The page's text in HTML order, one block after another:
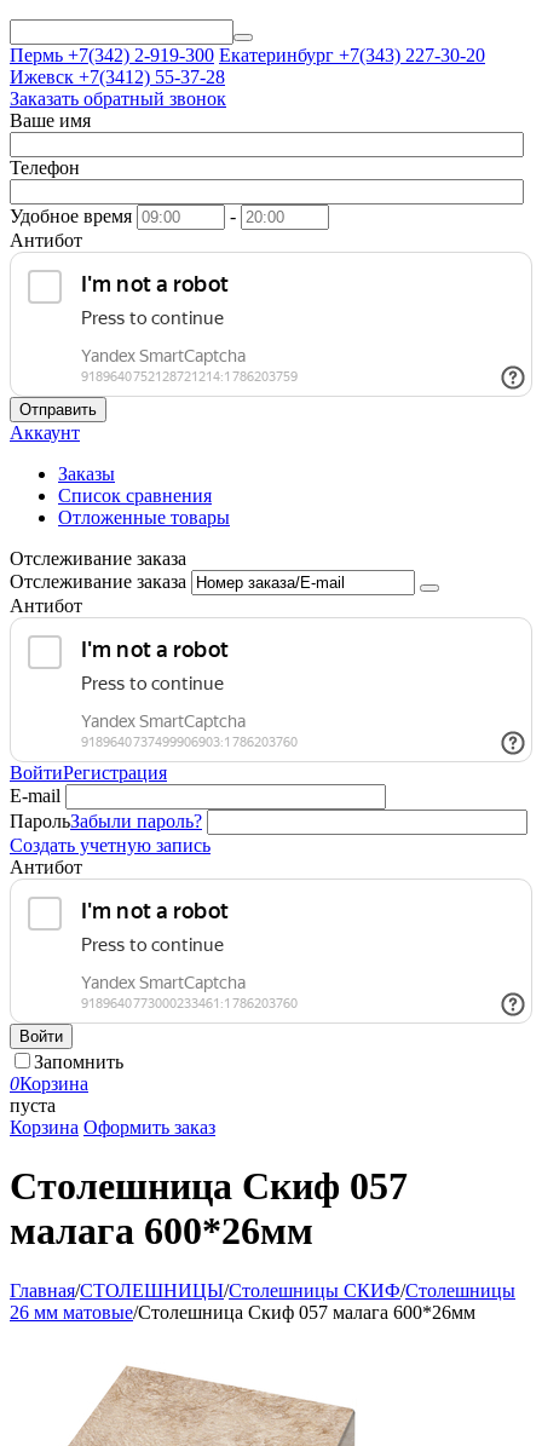
Пермь +7(342) 2-919-300 Екатеринбург +7(343) 227-30-20
Ижевск +7(3412) 55-37-28
Заказать обратный звонок
Ваше имя
Телефон
Удобное время
-
Антибот
Отправить
Аккаунт
Заказы
Список сравнения
Отложенные товары
Отслеживание заказа
Отслеживание заказа
Антибот
ВойтиРегистрация
E-mail
ПарольЗабыли пароль?
Создать учетную запись
Антибот
Войти
Запомнить
0Корзина
пуста
Корзина Оформить заказ
Столешница Скиф 057
малага 600*26мм
Главная/СТОЛЕШНИЦЫ/Столешницы СКИФ/Столешницы
26 мм матовые/Столешница Скиф 057 малага 600*26мм